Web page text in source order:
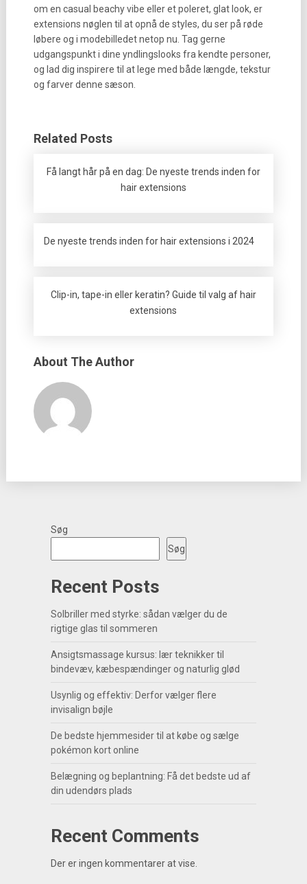
om en casual beachy vibe eller et poleret, glat look, er
extensions nøglen til at opnå de styles, du ser på røde
løbere og i modebilledet netop nu. Tag gerne
udgangspunkt i dine yndlingslooks fra kendte personer,
og lad dig inspirere til at lege med både længde, tekstur
og farver denne sæson.
Related Posts
Få langt hår på en dag: De nyeste trends inden for
hair extensions
De nyeste trends inden for hair extensions i 2024
Clip-in, tape-in eller keratin? Guide til valg af hair
extensions
About The Author
Søg
Søg
Recent Posts
Solbriller med styrke: sådan vælger du de
rigtige glas til sommeren
Ansigtsmassage kursus: lær teknikker til
bindevæv, kæbespændinger og naturlig glød
Usynlig og effektiv: Derfor vælger flere
invisalign bøjle
De bedste hjemmesider til at købe og sælge
pokémon kort online
Belægning og beplantning: Få det bedste ud af
din udendørs plads
Recent Comments
Der er ingen kommentarer at vise.